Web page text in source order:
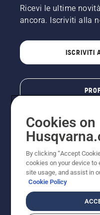
Ricevi le ultime
ancora. Iscriviti alla
ISCRIVITI
© Husqvarna AB
pubblicati si intendono
Cookies on
By clicking “Accept
cookies on your device to
site usage, and assist in
Cookie Policy